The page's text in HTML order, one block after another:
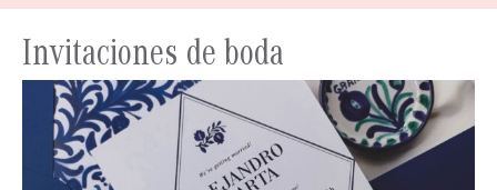
Invitaciones de boda